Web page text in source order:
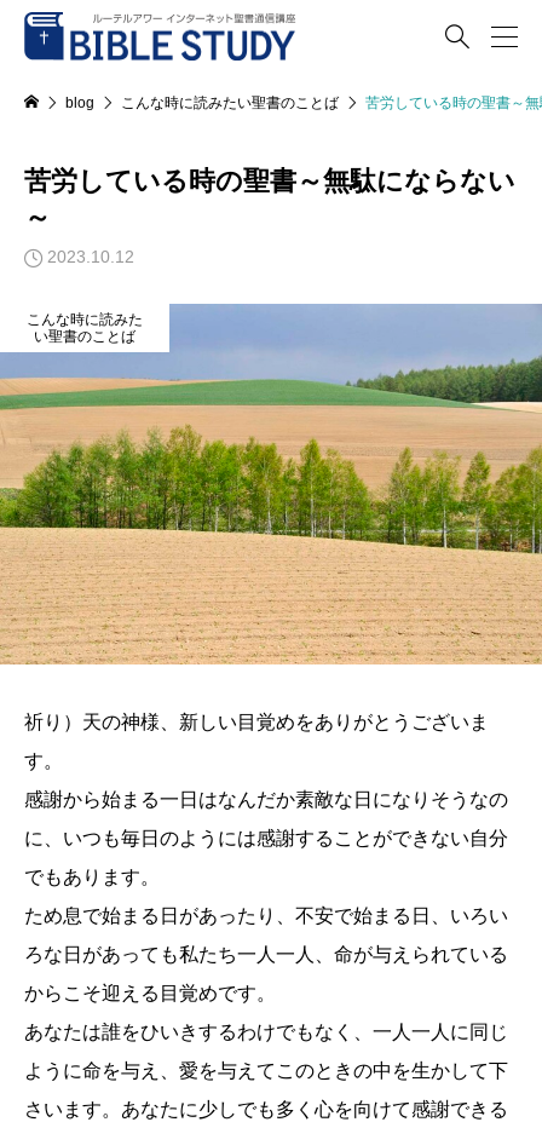

blog こんな時に読みたい聖書のことば 苦労している時の聖書～
苦労している時の聖書～無駄にならない
～
2023.10.12
こんな時に読みた
い聖書のことば
祈り）天の神様、新しい目覚めをありがとうございま
す。
感謝から始まる一日はなんだか素敵な日になりそうなの
に、いつも毎日のようには感謝することができない自分
でもあります。
ため息で始まる日があったり、不安で始まる日、いろい
ろな日があっても私たち一人一人、命が与えられている
からこそ迎える目覚めです。
あなたは誰をひいきするわけでもなく、一人一人に同じ
ように命を与え、愛を与えてこのときの中を生かして下
さいます。あなたに少しでも多く心を向けて感謝できる